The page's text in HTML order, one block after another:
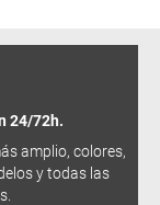
24/72h.
amplio, colores,
y todas las